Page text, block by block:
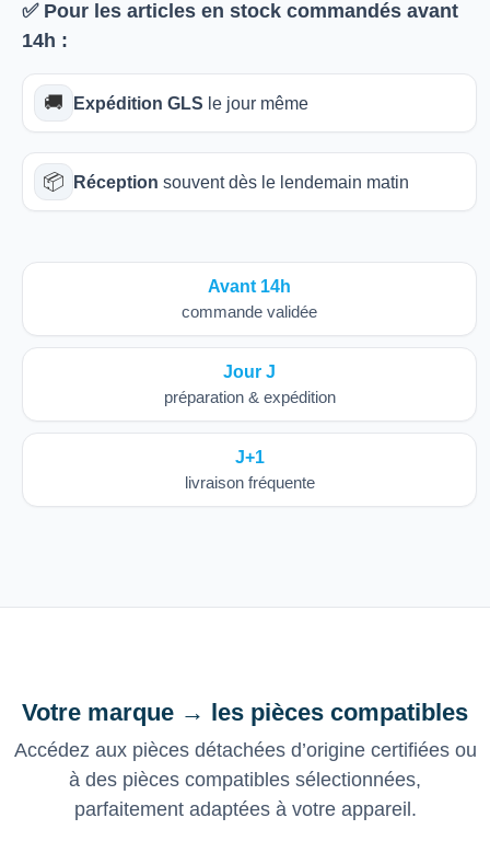
✅ Pour les articles en stock commandés avant
14h :
🚚 Expédition GLS le jour même
📦 Réception souvent dès le lendemain matin
Avant 14h
commande validée
Jour J
préparation & expédition
J+1
livraison fréquente
Votre marque → les pièces compatibles
Accédez aux pièces détachées d’origine certifiées ou
à des pièces compatibles sélectionnées,
parfaitement adaptées à votre appareil.